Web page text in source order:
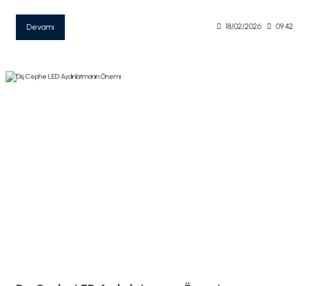
Devamı 18/02/2026 09:42